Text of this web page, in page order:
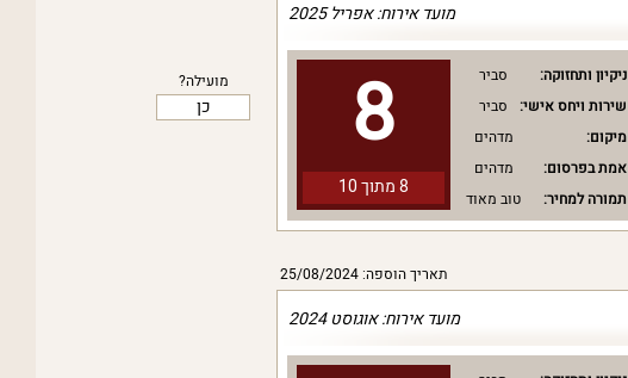
מועילה?
כן
מועד אירוח: אפריל 2025
8
8 מתוך 10
ניקיון ותחזוקה:
סביר
שירות ויחס אישי:
סביר
מיקום:
מדהים
אמת בפרסום:
מדהים
תמורה למחיר:
טוב מאוד
תאריך הוספה: 25/08/2024
מועד אירוח: אוגוסט 2024